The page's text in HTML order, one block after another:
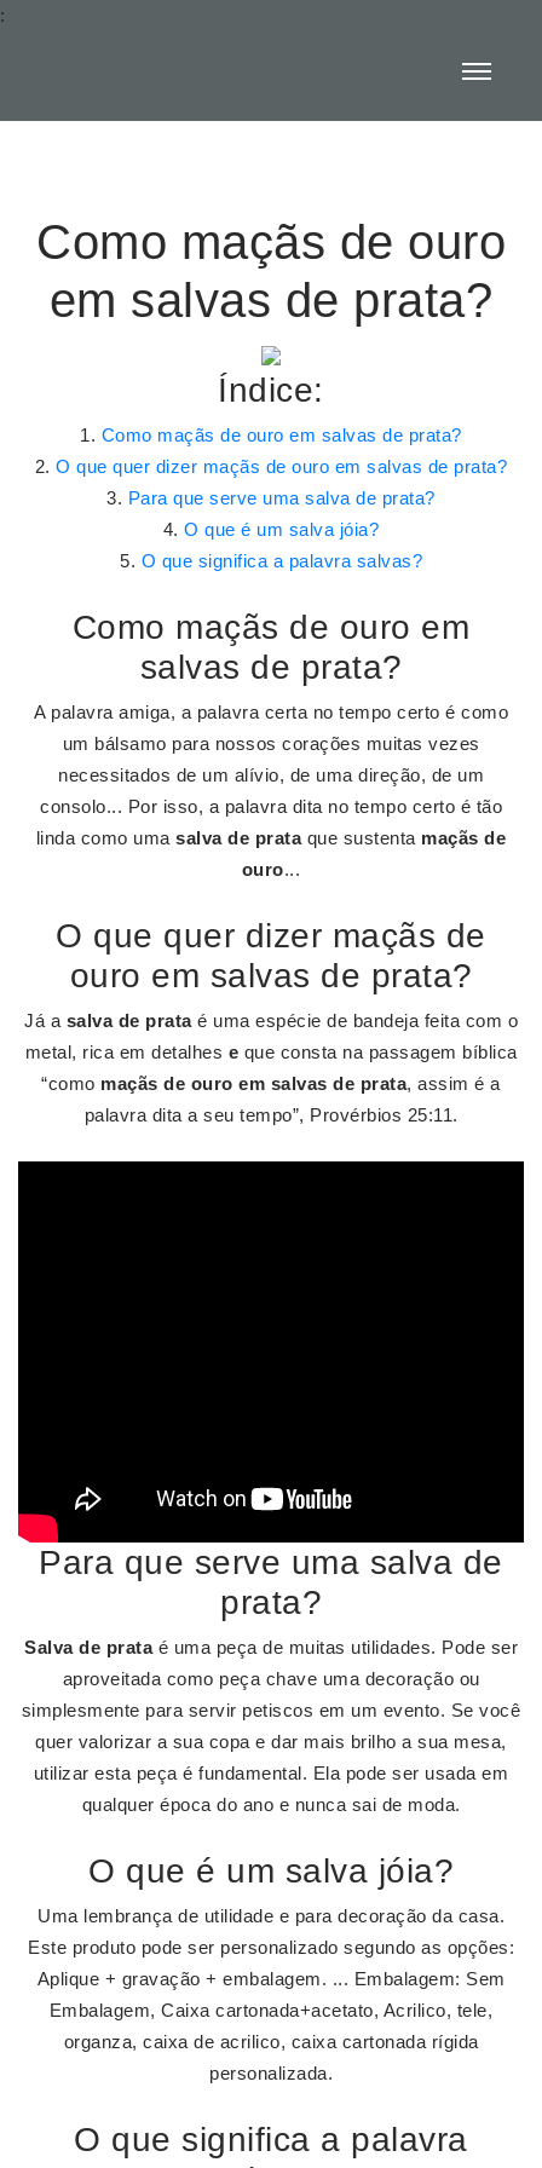
:
Como maçãs de ouro
em salvas de prata?
Índice:
Como maçãs de ouro em salvas de prata?
O que quer dizer maçãs de ouro em salvas de prata?
Para que serve uma salva de prata?
O que é um salva jóia?
O que significa a palavra salvas?
Como maçãs de ouro em
salvas de prata?
A palavra amiga, a palavra certa no tempo certo é como
um bálsamo para nossos corações muitas vezes
necessitados de um alívio, de uma direção, de um
consolo... Por isso, a palavra dita no tempo certo é tão
linda como umasalva de prataque sustenta maçãs de
ouro...
O que quer dizer maçãs de
ouro em salvas de prata?
Já a salva de prataé uma espécie de bandeja feita com o
metal, rica em detalhes e que consta na passagem bíblica
“como maçãs de ouro em salvas de prata, assim é a
palavra dita a seu tempo”, Provérbios 25:11.
Para que serve uma salva de
prata?
Salva de prataé uma peça de muitas utilidades. Pode ser
aproveitada como peça chave uma decoração ou
simplesmente para servir petiscos em um evento. Se você
quer valorizar a sua copa e dar mais brilho a sua mesa,
utilizar esta peça é fundamental. Ela pode ser usada em
qualquer época do ano e nunca sai de moda.
O que é um salva jóia?
Uma lembrança de utilidade e para decoração da casa.
Este produto pode ser personalizado segundo as opções:
Aplique + gravação + embalagem. ... Embalagem: Sem
Embalagem, Caixa cartonada+acetato, Acrilico, tele,
organza, caixa de acrilico, caixa cartonada rígida
personalizada.
O que significa a palavra